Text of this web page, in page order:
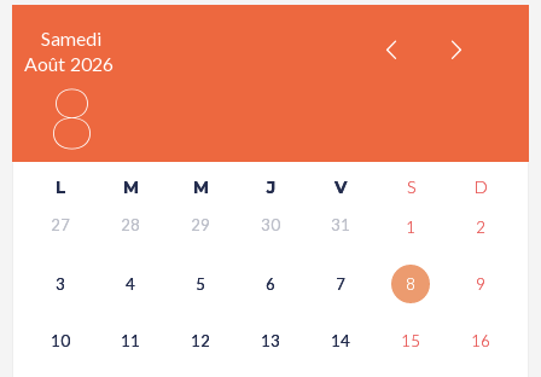
Samedi
Août 2026
8
L M M J V S D
27 28 29 30 31 1 2
3 4 5 6 7 8 9
10 11 12 13 14 15 16